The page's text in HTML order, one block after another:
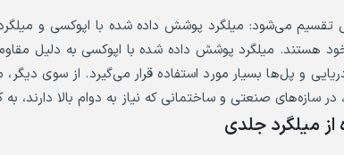
می‌شود: میلگرد پوشش داده شده با اپوکسی و میلگرد
هستند. میلگرد پوشش داده شده با اپوکسی به دلیل
و پل‌ها بسیار مورد استفاده قرار می‌گیرد. از سوی دیگر،
در سازه‌های صنعتی و ساختمانی که نیاز به دوام بالا دارند، به
از میلگرد جلدی